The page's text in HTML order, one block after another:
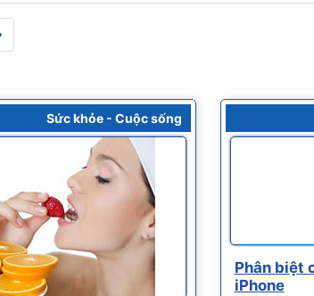
Sức khỏe - Cuộc sống
Phân biệt
iPhone